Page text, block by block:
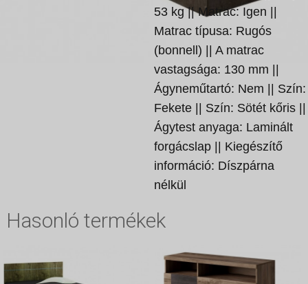
53 kg || Matrac: Igen ||
Matrac típusa: Rugós
(bonnell) || A matrac
vastagsága: 130 mm ||
Ágyneműtartó: Nem || Szín:
Fekete || Szín: Sötét kőris ||
Ágytest anyaga: Laminált
forgácslap || Kiegészítő
információ: Díszpárna
nélkül
Hasonló termékek